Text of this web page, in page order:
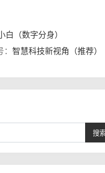
白（数字分身）
智慧科技新视角（推荐）